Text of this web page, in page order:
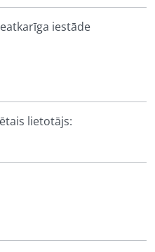
iestāde
lietotājs: